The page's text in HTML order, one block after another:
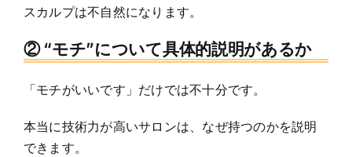
スカルプは不自然になります。
② “モチ”について具体的説明があるか
「モチがいいです」だけでは不十分です。
本当に技術力が高いサロンは、なぜ持つのかを説明
できます。